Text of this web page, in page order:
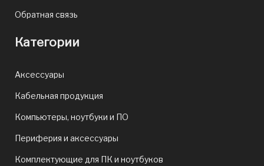
Обратная связь
Категории
Аксессуары
Кабельная продукция
Компьютеры, ноутбуки и ПО
Периферия и аксессуары
Комплектующие для ПК и ноутбуков